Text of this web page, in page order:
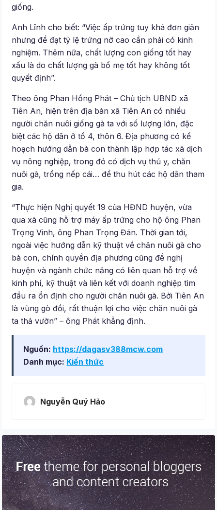
giống.
Anh Lĩnh cho biết: “Việc ấp trứng tuy khá đơn giản
nhưng để đạt tỷ lệ trứng nở cao cần phải có kinh
nghiệm. Thêm nữa, chất lượng con giống tốt hay
xấu là do chất lượng gà bố mẹ tốt hay không tốt
quyết định”.
Theo ông Phan Hồng Phát – Chủ tịch UBND xã
Tiên An, hiện trên địa bàn xã Tiên An có nhiều
người chăn nuôi giống gà ta với số lượng lớn, đặc
biệt các hộ dân ở tổ 4, thôn 6. Địa phương có kế
hoạch hướng dẫn bà con thành lập hợp tác xã dịch
vụ nông nghiệp, trong đó có dịch vụ thú y, chăn
nuôi gà, trồng nếp cái… để thu hút các hộ dân tham
gia.
“Thực hiện Nghị quyết 19 của HĐND huyện, vừa
qua xã cũng hỗ trợ máy ấp trứng cho hộ ông Phan
Trọng Vinh, ông Phan Trọng Đán. Thời gian tới,
ngoài việc hướng dẫn kỹ thuật về chăn nuôi gà cho
bà con, chính quyền địa phương cũng đề nghị
huyện và ngành chức năng có liên quan hỗ trợ về
kinh phí, kỹ thuật và liên kết với doanh nghiệp tìm
đầu ra ổn định cho người chăn nuôi gà. Bởi Tiên An
là vùng gò đồi, rất thuận lợi cho việc chăn nuôi gà
ta thả vườn” – ông Phát khẳng định.
Nguồn: https://dagasv388mcw.com
Danh mục: Kiến thức
Nguyễn Quý Hảo